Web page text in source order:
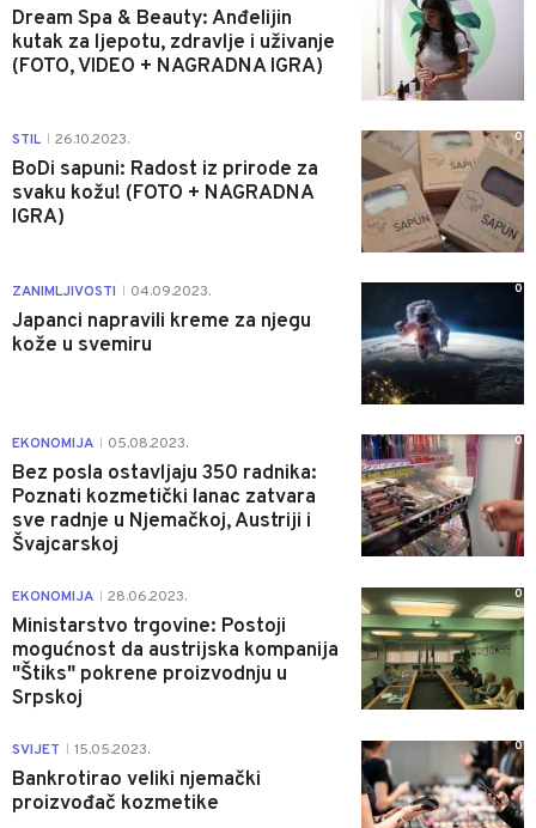
Dream Spa & Beauty: Anđelijin
kutak za ljepotu, zdravlje i uživanje
(FOTO, VIDEO + NAGRADNA IGRA)
STIL 26.10.2023.
BoDi sapuni: Radost iz prirode za
svaku kožu! (FOTO + NAGRADNA
IGRA)
0
ZANIMLJIVOSTI 04.09.2023.
Japanci napravili kreme za njegu
kože u svemiru
0
EKONOMIJA 05.08.2023.
Bez posla ostavljaju 350 radnika:
Poznati kozmetički lanac zatvara
sve radnje u Njemačkoj, Austriji i
Švajcarskoj
0
EKONOMIJA 28.06.2023.
Ministarstvo trgovine: Postoji
mogućnost da austrijska kompanija
"Štiks" pokrene proizvodnju u
Srpskoj
0
SVIJET 15.05.2023.
Bankrotirao veliki njemački
proizvođač kozmetike
0